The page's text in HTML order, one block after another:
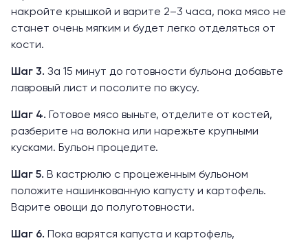
накройте крышкой и варите 2–3 часа, пока мясо не
станет очень мягким и будет легко отделяться от
кости.
Шаг 3. За 15 минут до готовности бульона добавьте
лавровый лист и посолите по вкусу.
Шаг 4. Готовое мясо выньте, отделите от костей,
разберите на волокна или нарежьте крупными
кусками. Бульон процедите.
Шаг 5. В кастрюлю с процеженным бульоном
положите нашинкованную капусту и картофель.
Варите овощи до полуготовности.
Шаг 6. Пока варятся капуста и картофель,